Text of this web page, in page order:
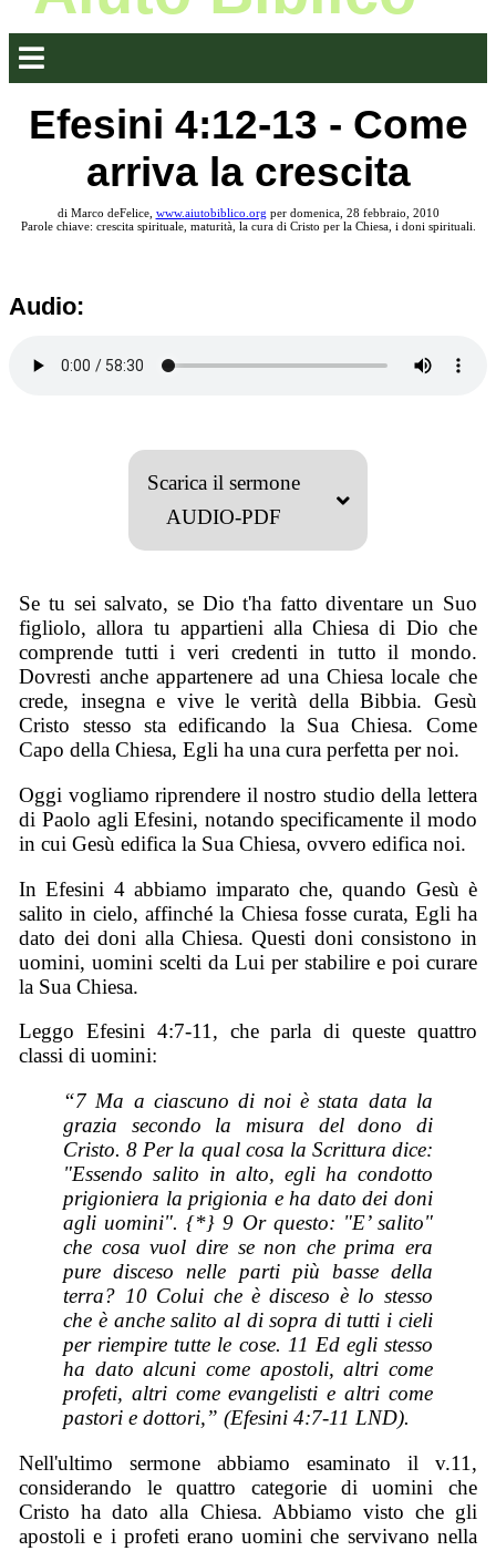
Efesini 4:12-13 - Come
arriva la crescita
di Marco deFelice, www.aiutobiblico.org per domenica, 28 febbraio, 2010
Parole chiave: crescita spirituale, maturità, la cura di Cristo per la Chiesa, i doni spirituali.
Audio:
Scarica il sermone
AUDIO-PDF
Se tu sei salvato, se Dio t'ha fatto diventare un Suo
figliolo, allora tu appartieni alla Chiesa di Dio che
comprende tutti i veri credenti in tutto il mondo.
Dovresti anche appartenere ad una Chiesa locale che
crede, insegna e vive le verità della Bibbia. Gesù
Cristo stesso sta edificando la Sua Chiesa. Come
Capo della Chiesa, Egli ha una cura perfetta per noi.
Oggi vogliamo riprendere il nostro studio della lettera
di Paolo agli Efesini, notando specificamente il modo
in cui Gesù edifica la Sua Chiesa, ovvero edifica noi.
In Efesini 4 abbiamo imparato che, quando Gesù è
salito in cielo, affinché la Chiesa fosse curata, Egli ha
dato dei doni alla Chiesa. Questi doni consistono in
uomini, uomini scelti da Lui per stabilire e poi curare
la Sua Chiesa.
Leggo Efesini 4:7-11, che parla di queste quattro
classi di uomini:
“7 Ma a ciascuno di noi è stata data la
grazia secondo la misura del dono di
Cristo. 8 Per la qual cosa la Scrittura dice:
"Essendo salito in alto, egli ha condotto
prigioniera la prigionia e ha dato dei doni
agli uomini". {*} 9 Or questo: "E’ salito"
che cosa vuol dire se non che prima era
pure disceso nelle parti più basse della
terra? 10 Colui che è disceso è lo stesso
che è anche salito al di sopra di tutti i cieli
per riempire tutte le cose. 11 Ed egli stesso
ha dato alcuni come apostoli, altri come
profeti, altri come evangelisti e altri come
pastori e dottori,” (Efesini 4:7-11 LND).
Nell'ultimo sermone abbiamo esaminato il v.11,
considerando le quattro categorie di uomini che
Cristo ha dato alla Chiesa. Abbiamo visto che gli
apostoli e i profeti erano uomini che servivano nella